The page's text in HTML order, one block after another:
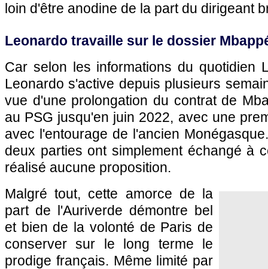
loin d'être anodine de la part du dirigeant
Leonardo travaille sur le dossier
Car selon les informations du quotidien
Leonardo s'active depuis plusieurs
vue d'une prolongation du contrat de
au PSG jusqu'en juin 2022, avec une
avec l'entourage de l'ancien
deux parties ont simplement échangé à
réalisé aucune proposition.
Malgré tout, cette amorce de la
part de l'Auriverde démontre bel
et bien de la volonté de Paris de
conserver sur le long terme le
prodige français. Même limité par